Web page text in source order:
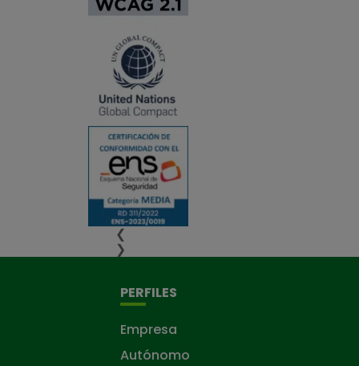
❮
❯
PERFILES
Empresa
Autónomo